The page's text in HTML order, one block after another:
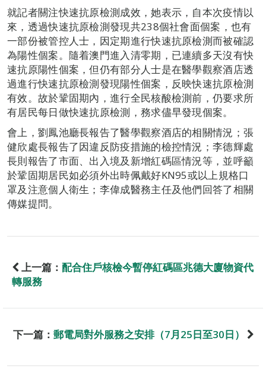
就記者關注快速抗原檢測成效，她表示，自本次疫情以
來，透過快速抗原檢測發現共238個社會面個案，也有
一部份被管控人士，因定期進行快速抗原檢測而被確認
為陽性個案。隨着澳門進入清零期，已連續多天沒有快
速抗原陽性個案，但仍有部分人士是在醫學觀察酒店透
過進行快速抗原檢測發現陽性個案，反映快速抗原檢測
有效。故於鞏固期內，進行全民核酸檢測前，仍要求所
有居民每日做快速抗原檢測，務求儘早發現個案。
會上，劉鳳池廳長報告了醫學觀察酒店的相關情況；張
健欣處長報告了因違反防疫措施的檢控情況；李德輝處
長則報告了市面、出入境及新增紅碼區情況等，並呼籲
於鞏固期居民如必須外出時佩戴好KN95或以上規格口
罩及注意個人衛生；李偉成醫務主任及他們回答了相關
傳媒提問。
上一篇： 配合住戶核檢今暫停紅碼區兆德大廈物資代
轉服務
下一篇： 郵電局對外服務之安排（7月25日至30日）